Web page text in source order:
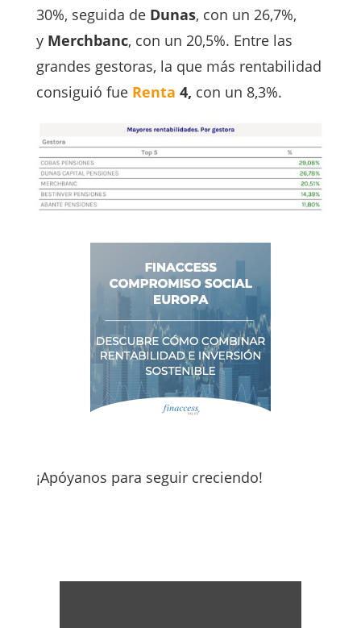
30%, seguida de Dunas, con un 26,7%,
y Merchbanc, con un 20,5%. Entre las
grandes gestoras, la que más rentabilidad
consiguió fue Renta 4, con un 8,3%.
¡Apóyanos para seguir creciendo!